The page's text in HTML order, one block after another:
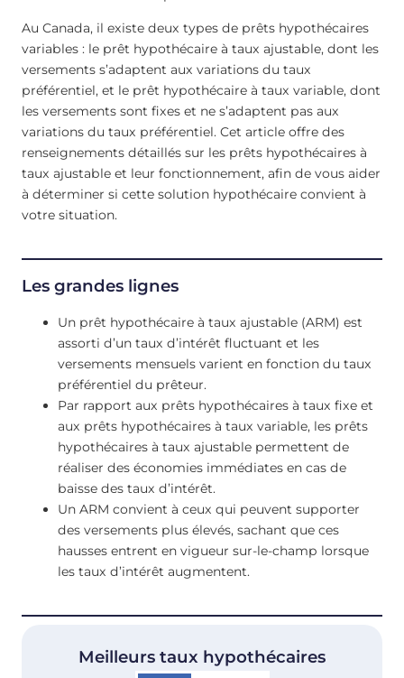
Au Canada, il existe deux types de prêts hypothécaires
variables : le prêt hypothécaire à taux ajustable, dont les
versements s’adaptent aux variations du taux
préférentiel, et le prêt hypothécaire à taux variable, dont
les versements sont fixes et ne s’adaptent pas aux
variations du taux préférentiel. Cet article offre des
renseignements détaillés sur les prêts hypothécaires à
taux ajustable et leur fonctionnement, afin de vous aider
à déterminer si cette solution hypothécaire convient à
votre situation.
Les grandes lignes
Un prêt hypothécaire à taux ajustable (ARM) est
assorti d’un taux d’intérêt fluctuant et les
versements mensuels varient en fonction du taux
préférentiel du prêteur.
Par rapport aux prêts hypothécaires à taux fixe et
aux prêts hypothécaires à taux variable, les prêts
hypothécaires à taux ajustable permettent de
réaliser des économies immédiates en cas de
baisse des taux d’intérêt.
Un ARM convient à ceux qui peuvent supporter
des versements plus élevés, sachant que ces
hausses entrent en vigueur sur-le-champ lorsque
les taux d’intérêt augmentent.
Meilleurs taux hypothécaires